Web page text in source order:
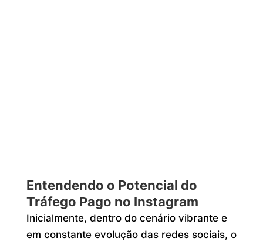
Entendendo o Potencial do
Tráfego Pago no Instagram
Inicialmente, dentro do cenário vibrante e
em constante evolução das redes sociais, o